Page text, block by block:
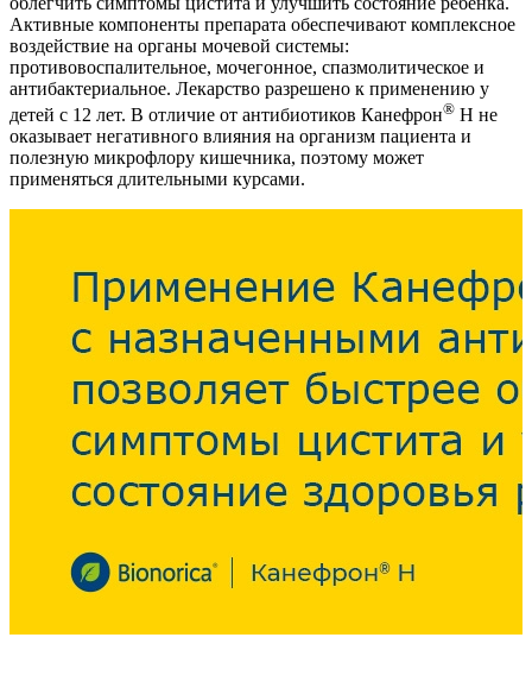
Активные компоненты препарата обеспечивают комплексное
воздействие на органы мочевой системы:
противовоспалительное, мочегонное, спазмолитическое и
антибактериальное. Лекарство разрешено к применению у
детей с 12 лет. В отличие от антибиотиков Канефрон® Н не
оказывает негативного влияния на организм пациента и
полезную микрофлору кишечника, поэтому может
применяться длительными курсами.